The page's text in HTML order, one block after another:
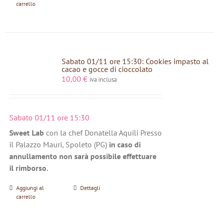
carrello
Sabato 01/11 ore 15:30: Cookies impasto al
cacao e gocce di cioccolato
10,00 € iva inclusa
Sabato 01/11 ore 15:30
Sweet Lab con la chef Donatella Aquili Presso
il Palazzo Mauri, Spoleto (PG) in caso di
annullamento non sarà possibile effettuare
il rimborso.
Aggiungi al
carrello
Dettagli